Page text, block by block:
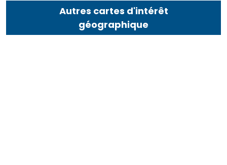
Autres cartes d'intérêt
géographique